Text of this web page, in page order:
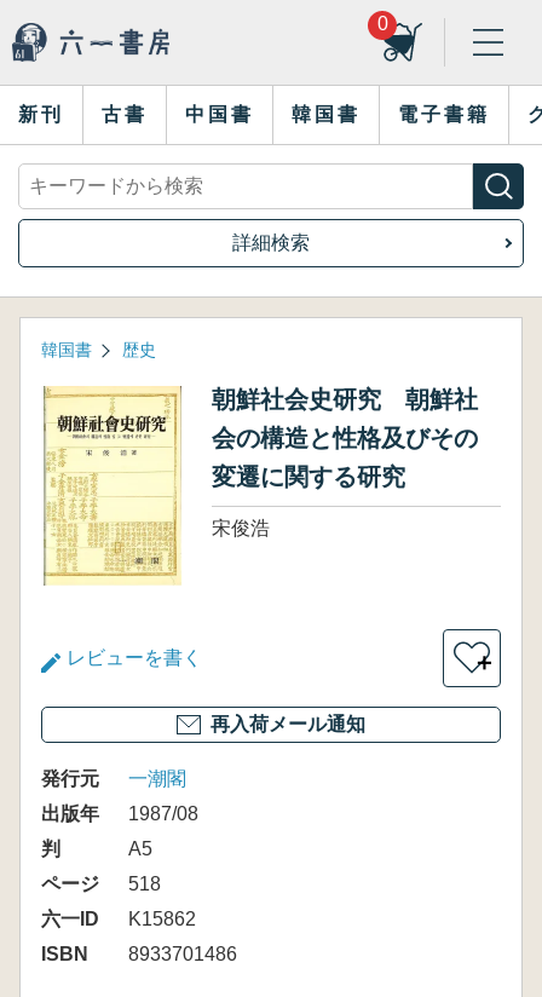
0
新刊 古書 中国書 韓国書 電子書籍
詳細検索
韓国書 歴史
朝鮮社会史研究 朝鮮社
会の構造と性格及びその
変遷に関する研究
宋俊浩
レビューを書く ＋
再入荷メール通知
発行元
一潮閣
出版年
1987/08
判
A5
ページ
518
六一ID
K15862
ISBN
8933701486